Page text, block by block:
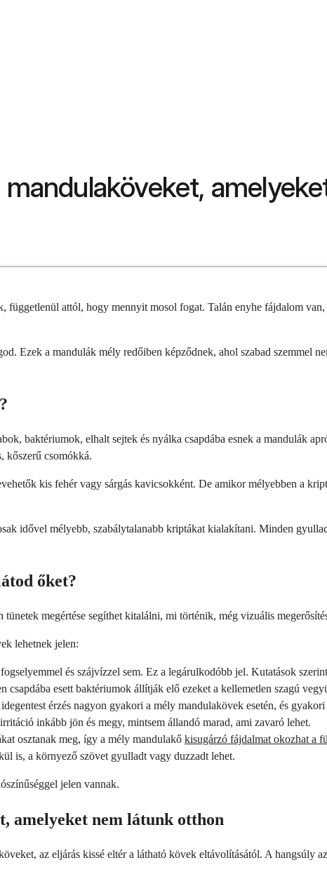
függetlenül attól, hogy mennyit mosol fogat. Talán enyhe fájdalom
Ezek a mandulák mély redőiben képződnek, ahol szabad szemmel
baktériumok, elhalt sejtek és nyálka csapdába esnek a mandulák
kőszerű csomókká.
kis fehér vagy sárgás kavicsokként. De amikor mélyebben a
idővel mélyebb, szabálytalanabb kriptákat kialakítani. Minden
őket?
megértése segíthet kitalálni, mi történik, még vizuális
lehetnek jelen:
és szájvízzel sem. Ez a legárulkodóbb jel. Kutatások
esett baktériumok állítják elő ezeket a kellemetlen szagú
érzés nagyon gyakori a mély mandulakövek esetén, és
inkább jön és megy, mintsem állandó marad, ami zavaró lehet.
osztanak meg, így a mély mandulakő kisugárzó fájdalmat okozhat a
is, a környező szövet gyulladt vagy duzzadt lehet.
jelen vannak.
amelyeket nem látunk otthon
az eljárás kissé eltér a látható kövek eltávolításától. A hangsúly